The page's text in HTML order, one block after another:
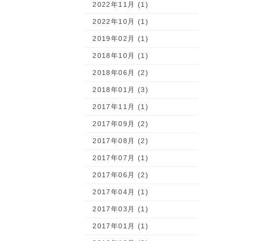
2022年11月 (1)
2022年10月 (1)
2019年02月 (1)
2018年10月 (1)
2018年06月 (2)
2018年01月 (3)
2017年11月 (1)
2017年09月 (2)
2017年08月 (2)
2017年07月 (1)
2017年06月 (2)
2017年04月 (1)
2017年03月 (1)
2017年01月 (1)